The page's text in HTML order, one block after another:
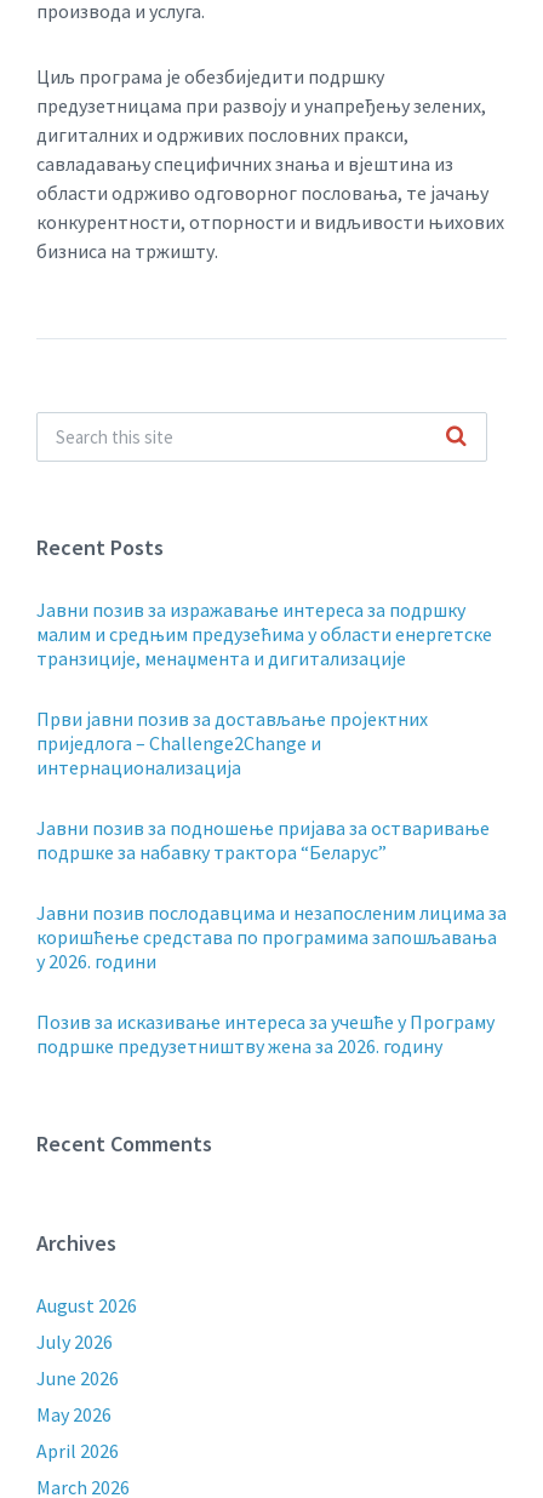
производа и услуга.
Циљ програма је обезбиједити подршку
предузетницама при развоју и унапређењу зелених,
дигиталних и одрживих пословних пракси,
савладавању специфичних знања и вјештина из
области одрживо одговорног пословања, те јачању
конкурентности, отпорности и видљивости њихових
бизниса на тржишту.
Recent Posts
Jавни позив за изражавање интереса за подршку
малим и средњим предузећима у области енергетске
транзиције, менаџмента и дигитализације
Први јавни позив за достављање пројектних
приједлога – Challenge2Change и
интернационализација
Јавни позив за подношење пријава за остваривање
подршке за набавку трактора “Беларус”
Јавни позив послодавцима и незапосленим лицима за
коришћење средстава по програмима запошљавања
у 2026. години
Позив за исказивање интереса за учешће у Програму
подршке предузетништву жена за 2026. годину
Recent Comments
Archives
August 2026
July 2026
June 2026
May 2026
April 2026
March 2026